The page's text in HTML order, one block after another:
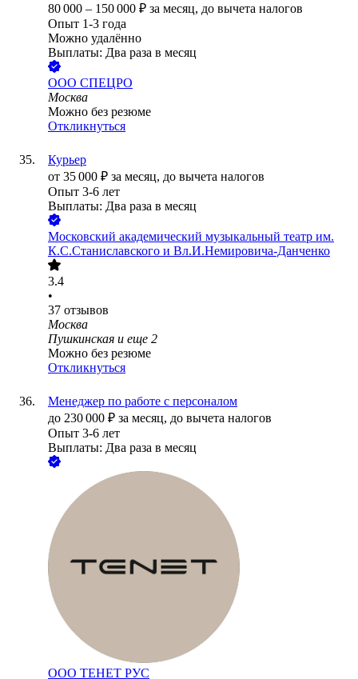
80 000 – 150 000 ₽ за месяц, до вычета налогов
Опыт 1-3 года
Можно удалённо
Выплаты: Два раза в месяц
ООО СПЕЦРО
Москва
Можно без резюме
Откликнуться
Курьер
от 35 000 ₽ за месяц, до вычета налогов
Опыт 3-6 лет
Выплаты: Два раза в месяц
Московский академический музыкальный театр им.
К.С.Станиславского и Вл.И.Немировича-Данченко
3.4
•
37 отзывов
Москва
Пушкинская и еще 2
Можно без резюме
Откликнуться
Менеджер по работе с персоналом
до 230 000 ₽ за месяц, до вычета налогов
Опыт 3-6 лет
Выплаты: Два раза в месяц
ООО ТЕНЕТ РУС